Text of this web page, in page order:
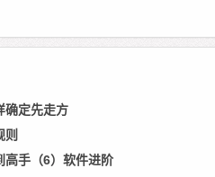
确定先走方
则
高手（6）软件进阶